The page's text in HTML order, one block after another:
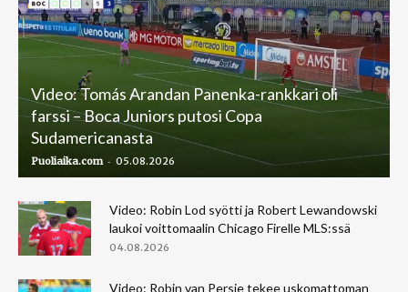
Video: Tomás Arandan Panenka-rankkari oli
farssi – Boca Juniors putosi Copa
Sudamericanasta
Puoliaika.com - 05.08.2026
Video: Robin Lod syötti ja Robert Lewandowski
laukoi voittomaalin Chicago Firelle MLS:ssä
04.08.2026
Video: Robin van Persie tekee uskomattoman